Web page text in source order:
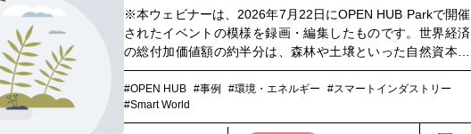
※本ウェビナーは、2026年7月22日にOPEN HUB Parkで開催
されたイベントの模様を録画・編集したものです。世界経済
の総付加価値額の約半分は、森林や土壌といった自然資本に
よって支えられています。しかし今、その基盤となる生物多
様性は、かつてないスピードで失われつつあります。こうし
た状況を受け、世界では「ネイチャーポジティブ」な経済へ
の転換が急務とされており、生物多様性への対応は将来の課
#OPEN HUB #事例 #環境・エネルギー
#スマートインダストリー
#Smart World